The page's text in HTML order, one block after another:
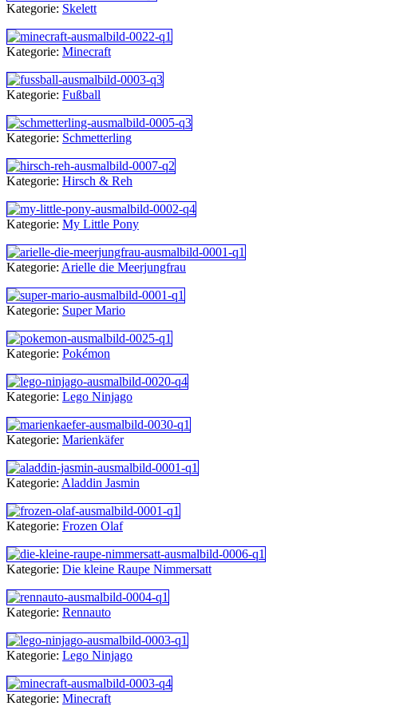
Kategorie: Skelett
Kategorie: Minecraft
Kategorie: Fußball
Kategorie: Schmetterling
Kategorie: Hirsch & Reh
Kategorie: My Little Pony
Kategorie: Arielle die Meerjungfrau
Kategorie: Super Mario
Kategorie: Pokémon
Kategorie: Lego Ninjago
Kategorie: Marienkäfer
Kategorie: Aladdin Jasmin
Kategorie: Frozen Olaf
Kategorie: Die kleine Raupe Nimmersatt
Kategorie: Rennauto
Kategorie: Lego Ninjago
Kategorie: Minecraft